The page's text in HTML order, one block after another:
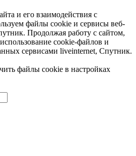
и его взаимодействия с
файлы cookie и сервисы веб-
Продолжая работу с сайтом,
cookie-файлов и
сервисами liveinternet, Спутник.
файлы cookie в настройках